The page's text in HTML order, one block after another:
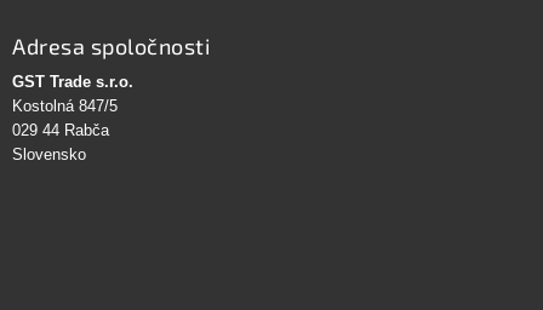
Adresa spoločnosti
GST Trade s.r.o.
Kostolná 847/5
029 44 Rabča
Slovensko